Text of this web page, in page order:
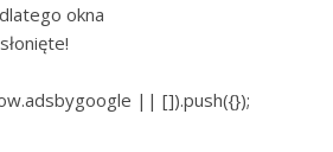
okna
|| []).push({});